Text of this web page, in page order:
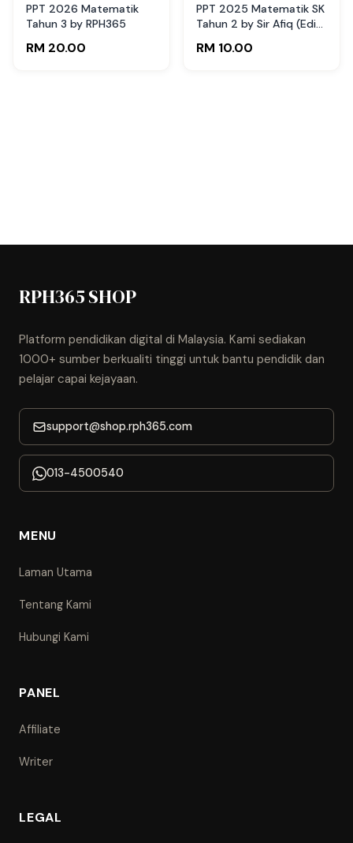
PPT 2026 Matematik
Tahun 3 by RPH365
RM 20.00
PPT 2025 Matematik SK
Tahun 2 by Sir Afiq (Edisi
RM 10.00
RPH365 SHOP
Platform pendidikan digital di Malaysia. Kami sediakan
1000+ sumber berkualiti tinggi untuk bantu pendidik dan
pelajar capai kejayaan.
support@shop.rph365.com
013-4500540
MENU
Laman Utama
Tentang Kami
Hubungi Kami
PANEL
Affiliate
Writer
LEGAL